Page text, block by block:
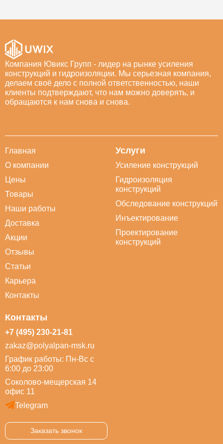
Компания Ювикс Групп - лидер на рынке усиления
конструкций и гидроизоляции. Мы серьезная компания,
делаем своё дело с полной ответственностью, наши
клиенты подтверждают, что нам можно доверять, и
обращаются к нам снова и снова.
Главная
О компании
Цены
Товары
Наши работы
Доставка
Акции
Отзывы
Статьи
Карьера
Контакты
Услуги
Усиление конструкций
Гидроизоляция
конструкций
Обследование конструкций
Инъектирование
Проектирование
конструкций
Контакты
+7 (495) 230-21-81
zakaz@polyalpan-msk.ru
График работы: Пн-Вс с
6:00 до 23:00
Соколово-мещерская 14
офис 11
Telegram
Заказать звонок